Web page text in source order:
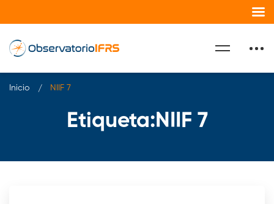
Etiqueta:NIIF 7
Inicio NIIF 7